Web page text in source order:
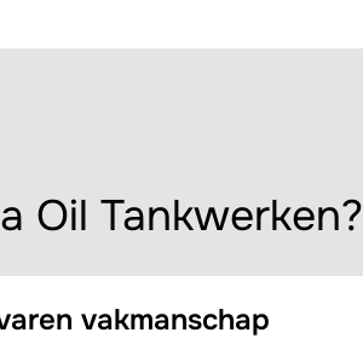
Oil Tankwerken?
vakmanschap